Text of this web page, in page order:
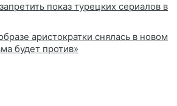
показ турецких сериалов в
аристократки снялась в новом
будет против»